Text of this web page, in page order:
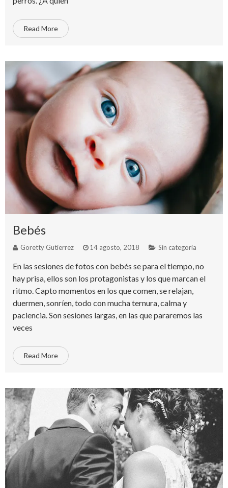
Read More
Bebés
Goretty Gutierrez 14 agosto, 2018 Sin categoría
En las sesiones de fotos con bebés se para el tiempo, no
hay prisa, ellos son los protagonistas y los que marcan el
ritmo. Capto momentos en los que comen, se relajan,
duermen, sonríen, todo con mucha ternura, calma y
paciencia. Son sesiones largas, en las que pararemos las
veces
Read More